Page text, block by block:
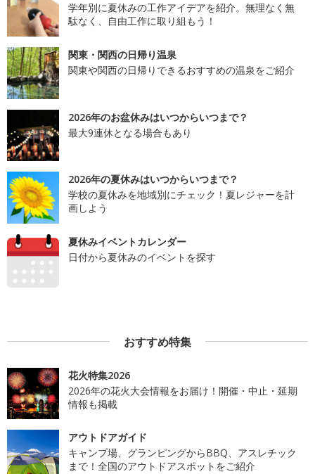
学年別に夏休みの工作アイデアを紹介。無理なく無
駄なく、自由工作に取り組もう！
関東・関西の日帰り温泉
関東や関西の日帰りできるおすすめの温泉をご紹介
2026年のお盆休みはいつからいつまで？
最大9連休となる場合もあり
2026年の夏休みはいつからいつまで？
学校の夏休みを地域別にチェック！夏レジャーを計
画しよう
夏休みイベントカレンダー
日付から夏休みのイベントを探す
おすすめ特集
花火特集2026
2026年の花火大会情報をお届け！開催・中止・延期
情報も掲載
アウトドアガイド
キャンプ場、グランピングからBBQ、アスレチック
まで！全国のアウトドアスポットをご紹介